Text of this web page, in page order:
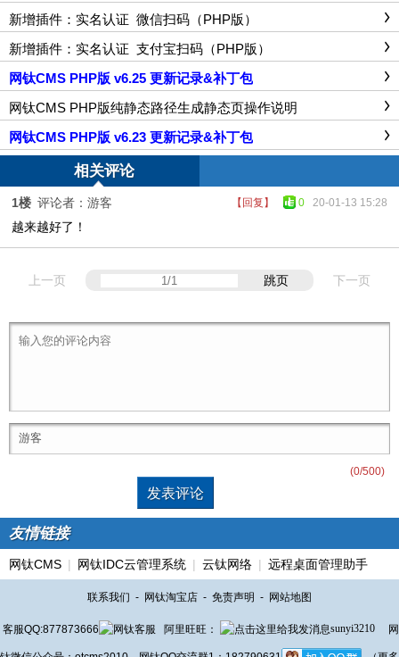
新增插件：实名认证_微信扫码（PHP版）
新增插件：实名认证_支付宝扫码（PHP版）
网钛CMS PHP版 v6.25 更新记录&补丁包
网钛CMS PHP版纯静态路径生成静态页操作说明
网钛CMS PHP版 v6.23 更新记录&补丁包
相关评论
【回复】 0 20-01-13 15:28
1楼 评论者：游客
越来越好了！
上一页 跳页 下一页
(0/500)
友情链接
网钛CMS | 网钛IDC云管理系统 | 云钛网络 | 远程桌面管理助手
联系我们 - 网钛淘宝店 - 免责声明 - 网站地图
客服QQ:877873666 阿里旺旺： sunyi3210 网